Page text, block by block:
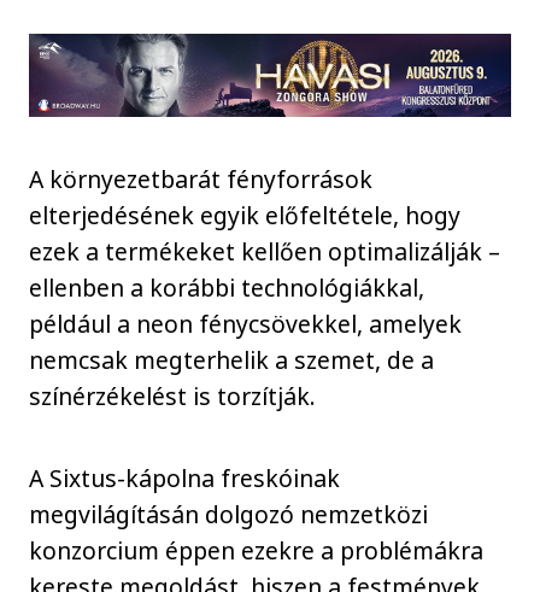
A környezetbarát fényforrások
elterjedésének egyik előfeltétele, hogy
ezek a termékeket kellően optimalizálják –
ellenben a korábbi technológiákkal,
például a neon fénycsövekkel, amelyek
nemcsak megterhelik a szemet, de a
színérzékelést is torzítják.
A Sixtus-kápolna freskóinak
megvilágításán dolgozó nemzetközi
konzorcium éppen ezekre a problémákra